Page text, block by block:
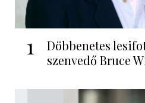
1
Döbbenetes
szenvedő Bruce